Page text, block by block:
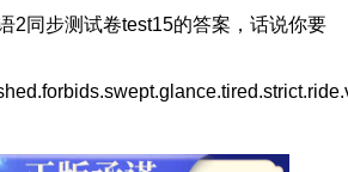
2同步测试卷test15的答案，话说你要